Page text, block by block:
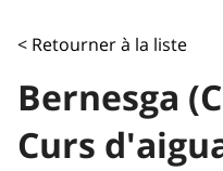
< Retourner à la liste
Bernesga
Curs